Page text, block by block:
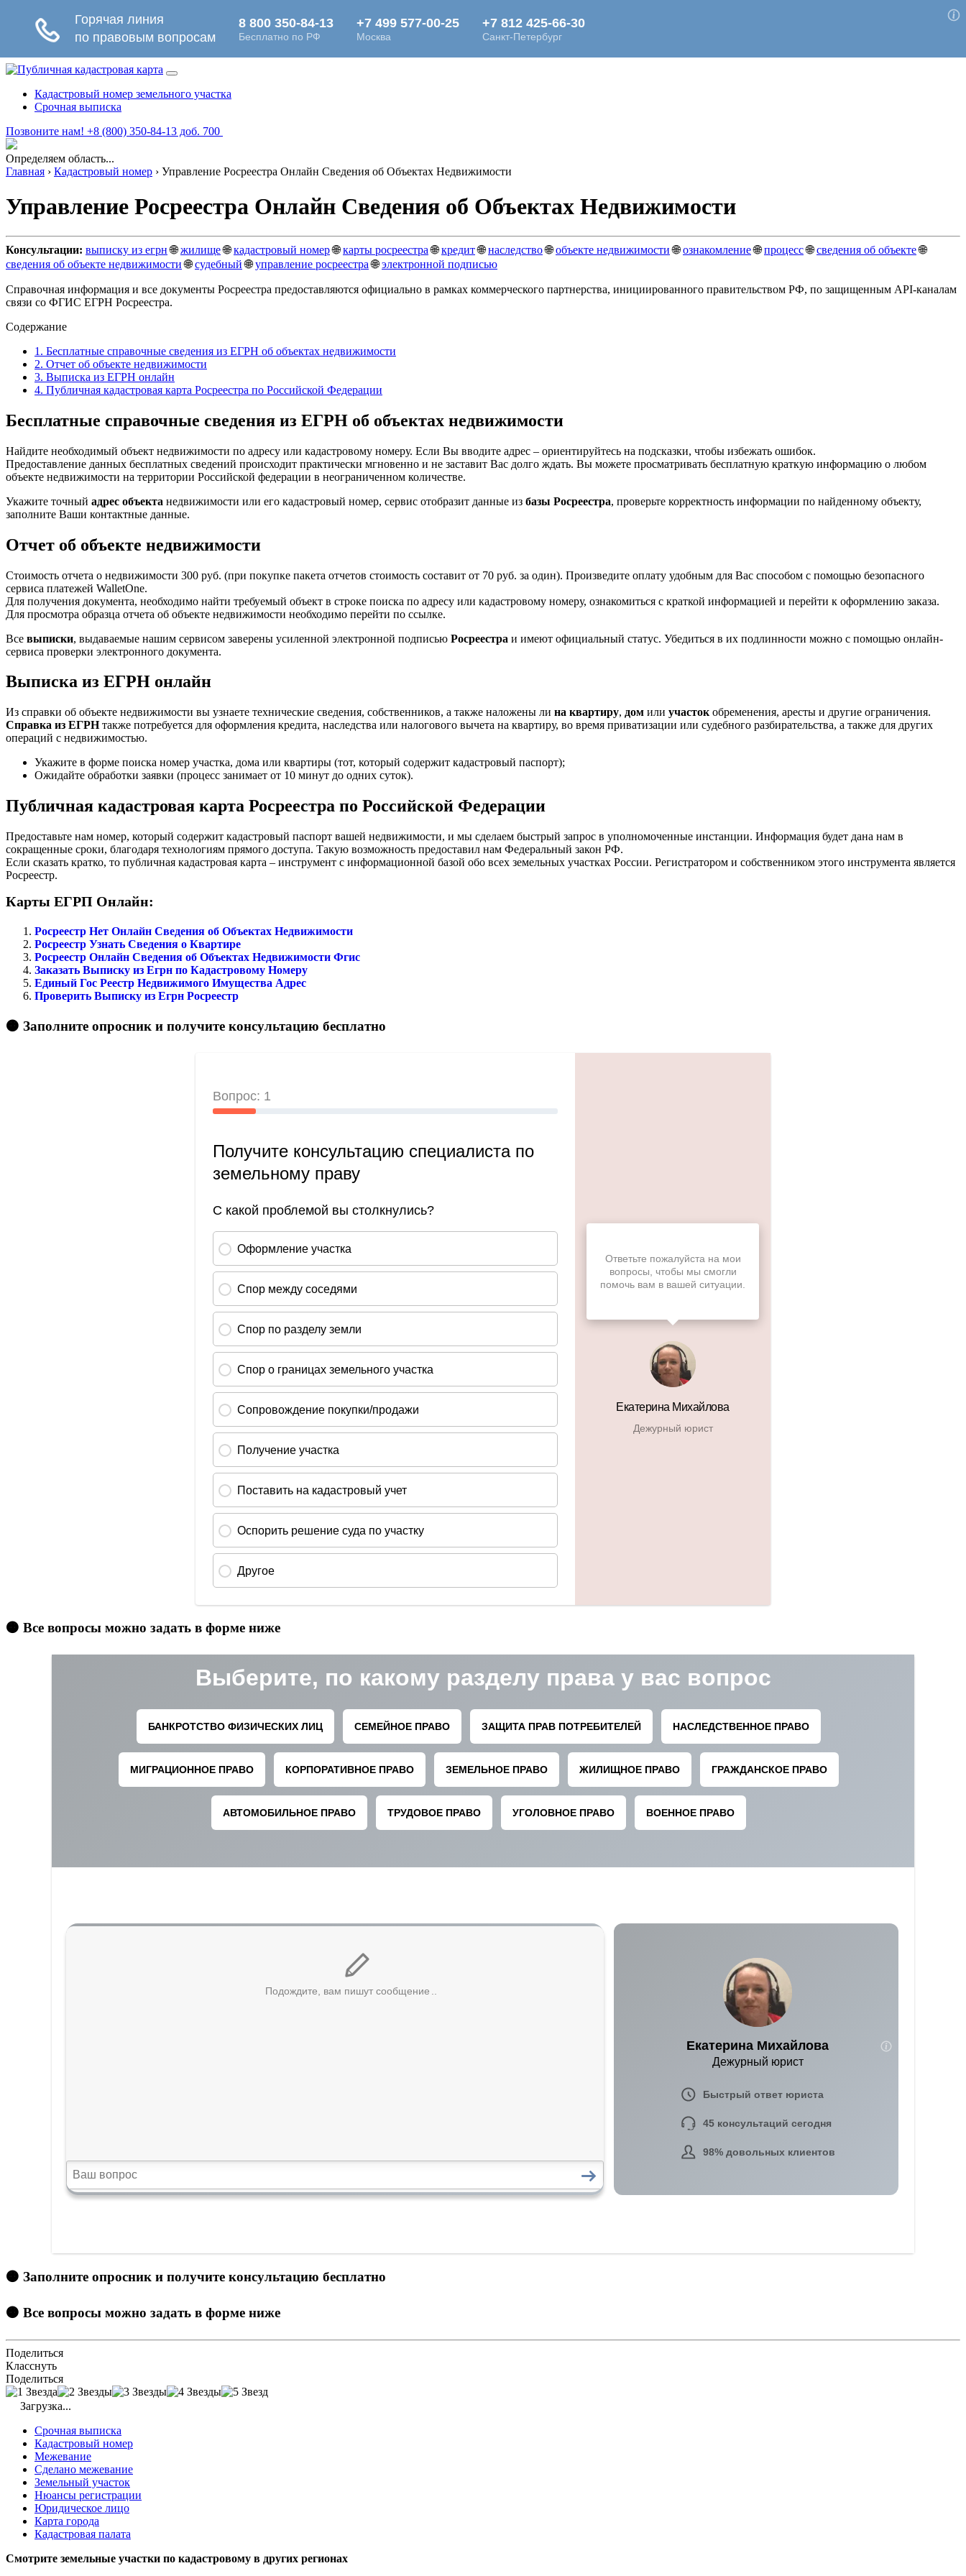
Кадастровый номер земельного участка
Срочная выписка
Позвоните нам! +8 (800) 350-84-13 доб. 700
Определяем область...
Главная › Кадастровый номер › Управление Росреестра Онлайн Сведения об Объектах Недвижимости
Управление Росреестра Онлайн Сведения об Объектах Недвижимости
Консультации: выписку из егрн🌐жилище🌐кадастровый номер🌐карты росреестра🌐кредит🌐наследство🌐объекте недвижимости🌐ознакомление🌐процесс🌐сведения об объекте🌐
сведения об объекте недвижимости🌐судебный🌐управление росреестра🌐электронной подписью
Справочная информация и все документы Росреестра предоставляются официально в рамках коммерческого партнерства, инициированного правительством РФ, по защищенным API-каналам
связи со ФГИС ЕГРН Росреестра.
Содержание
1. Бесплатные справочные сведения из ЕГРН об объектах недвижимости
2. Отчет об объекте недвижимости
3. Выписка из ЕГРН онлайн
4. Публичная кадастровая карта Росреестра по Российской Федерации
Бесплатные справочные сведения из ЕГРН об объектах недвижимости
Найдите необходимый объект недвижимости по адресу или кадастровому номеру. Если Вы вводите адрес – ориентируйтесь на подсказки, чтобы избежать ошибок.
Предоставление данных бесплатных сведений происходит практически мгновенно и не заставит Вас долго ждать. Вы можете просматривать бесплатную краткую информацию о любом
объекте недвижимости на территории Российской федерации в неограниченном количестве.
Укажите точный адрес объекта недвижимости или его кадастровый номер, сервис отобразит данные из базы Росреестра, проверьте корректность информации по найденному объекту,
заполните Ваши контактные данные.
Отчет об объекте недвижимости
Стоимость отчета о недвижимости 300 руб. (при покупке пакета отчетов стоимость составит от 70 руб. за один). Произведите оплату удобным для Вас способом с помощью безопасного
сервиса платежей WalletOne.
Для получения документа, необходимо найти требуемый объект в строке поиска по адресу или кадастровому номеру, ознакомиться с краткой информацией и перейти к оформлению заказа.
Для просмотра образца отчета об объекте недвижимости необходимо перейти по ссылке.
Все выписки, выдаваемые нашим сервисом заверены усиленной электронной подписью Росреестра и имеют официальный статус. Убедиться в их подлинности можно с помощью онлайн-
сервиса проверки электронного документа.
Выписка из ЕГРН онлайн
Из справки об объекте недвижимости вы узнаете технические сведения, собственников, а также наложены ли на квартиру, дом или участок обременения, аресты и другие ограничения.
Справка из ЕГРНтакже потребуется для оформления кредита, наследства или налогового вычета на квартиру, во время приватизации или судебного разбирательства, а также для других
операций с недвижимостью.
Укажите в форме поиска номер участка, дома или квартиры (тот, который содержит кадастровый паспорт);
Ожидайте обработки заявки (процесс занимает от 10 минут до одних суток).
Публичная кадастровая карта Росреестра по Российской Федерации
Предоставьте нам номер, который содержит кадастровый паспорт вашей недвижимости, и мы сделаем быстрый запрос в уполномоченные инстанции. Информация будет дана нам в
сокращенные сроки, благодаря технологиям прямого доступа. Такую возможность предоставил нам Федеральный закон РФ.
Если сказать кратко, то публичная кадастровая карта – инструмент с информационной базой обо всех земельных участках России. Регистратором и собственником этого инструмента является
Росреестр.
Карты ЕГРП Онлайн:
Росреестр Нет Онлайн Сведения об Объектах Недвижимости
Росреестр Узнать Сведения о Квартире
Росреестр Онлайн Сведения об Объектах Недвижимости Фгис
Заказать Выписку из Егрн по Кадастровому Номеру
Единый Гос Реестр Недвижимого Имущества Адрес
Проверить Выписку из Егрн Росреестр
🟠 Заполните опросник и получите консультацию бесплатно
🟠 Все вопросы можно задать в форме ниже
🟠 Заполните опросник и получите консультацию бесплатно
🟠 Все вопросы можно задать в форме ниже
Поделиться
Класснуть
Поделиться
Загрузка...
Срочная выписка
Кадастровый номер
Межевание
Сделано межевание
Земельный участок
Нюансы регистрации
Юридическое лицо
Карта города
Кадастровая палата
Смотрите земельные участки по кадастровому в других регионах